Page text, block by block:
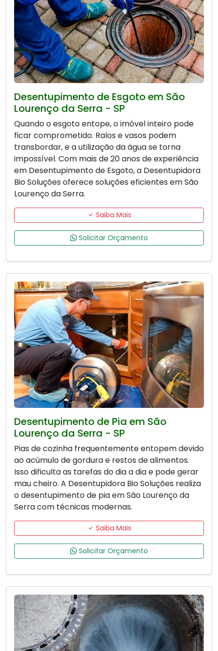
Desentupimento de Esgoto em São
Lourenço da Serra - SP
Quando o esgoto entope, o imóvel inteiro pode
ficar comprometido. Ralos e vasos podem
transbordar, e a utilização da água se torna
impossível. Com mais de 20 anos de experiência
em Desentupimento de Esgoto, a Desentupidora
Bio Soluções oferece soluções eficientes em São
Lourenço da Serra.
Saiba Mais
Solicitar Orçamento
Desentupimento de Pia em São
Lourenço da Serra - SP
Pias de cozinha frequentemente entopem devido
ao acúmulo de gordura e restos de alimentos.
Isso dificulta as tarefas do dia a dia e pode gerar
mau cheiro. A Desentupidora Bio Soluções realiza
o desentupimento de pia em São Lourenço da
Serra com técnicas modernas.
Saiba Mais
Solicitar Orçamento